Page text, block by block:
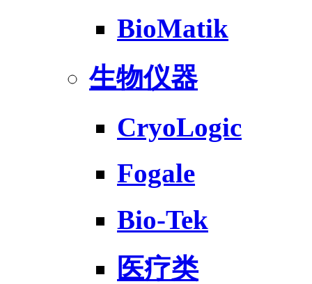
BioMatik
生物仪器
CryoLogic
Fogale
Bio-Tek
医疗类